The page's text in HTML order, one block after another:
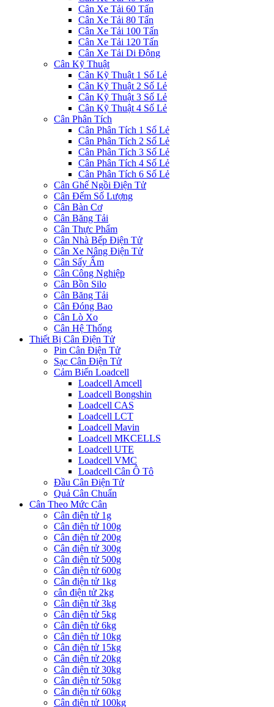
Cân Xe Tải 60 Tấn
Cân Xe Tải 80 Tấn
Cân Xe Tải 100 Tấn
Cân Xe Tải 120 Tấn
Cân Xe Tải Di Động
Cân Kỹ Thuật
Cân Kỹ Thuật 1 Số Lẻ
Cân Kỹ Thuật 2 Số Lẻ
Cân Kỹ Thuật 3 Số Lẻ
Cân Kỹ Thuật 4 Số Lẻ
Cân Phân Tích
Cân Phân Tích 1 Số Lẻ
Cân Phân Tích 2 Số Lẻ
Cân Phân Tích 3 Số Lẻ
Cân Phân Tích 4 Số Lẻ
Cân Phân Tích 6 Số Lẻ
Cân Ghế Ngồi Điện Tử
Cân Đếm Số Lượng
Cân Bàn Cơ
Cân Băng Tải
Cân Thực Phẩm
Cân Nhà Bếp Điện Tử
Cân Xe Nâng Điện Tử
Cân Sấy Ẩm
Cân Công Nghiệp
Cân Bồn Silo
Cân Băng Tải
Cân Đóng Bao
Cân Lò Xo
Cân Hệ Thống
Thiết Bị Cân Điện Tử
Pin Cân Điện Tử
Sạc Cân Điện Tử
Cảm Biến Loadcell
Loadcell Amcell
Loadcell Bongshin
Loadcell CAS
Loadcell LCT
Loadcell Mavin
Loadcell MKCELLS
Loadcell UTE
Loadcell VMC
Loadcell Cân Ô Tô
Đầu Cân Điện Tử
Quả Cân Chuẩn
Cân Theo Mức Cân
Cân điện tử 1g
Cân điện tử 100g
Cân điện tử 200g
Cân điện tử 300g
Cân điện tử 500g
Cân điện tử 600g
Cân điện tử 1kg
cân điện tử 2kg
Cân điện tử 3kg
Cân điện tử 5kg
Cân điện tử 6kg
Cân điện tử 10kg
Cân điện tử 15kg
Cân điện tử 20kg
Cân điện tử 30kg
Cân điện tử 50kg
Cân điện tử 60kg
Cân điện tử 100kg